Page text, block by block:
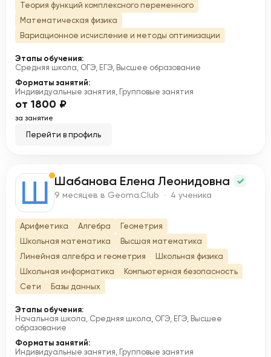
Теория функций комплексного переменного
Математическая физика
Вариационное исчисление и методы оптимизации
Этапы обучения:
Средняя школа, ОГЭ, ЕГЭ, Высшее образование
Форматы занятий:
Индивидуальные занятия, Групповые занятия
от 1800 ₽
за занятие
Перейти в профиль
Ш Шабанова Елена Леонидовна
9 месяцев в Geoma.Club · 4 ученика
Арифметика Алгебра
Геометрия
Школьная математика
Высшая математика
Линейная алгебра и геометрия
Школьная физика
Школьная информатика
Компьютерная безопасность
Сети
Базы данных
Этапы обучения:
Начальная школа, Средняя школа, ОГЭ, ЕГЭ, Высшее
образование
Форматы занятий:
Индивидуальные занятия, Групповые занятия